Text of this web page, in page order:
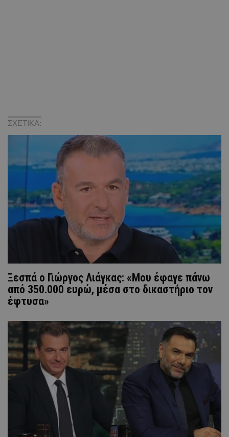
ΣΧΕΤΙΚΑ:
Ξεσπά ο Γιώργος Λιάγκας: «Μου έφαγε πάνω
από 350.000 ευρώ, μέσα στο δικαστήριο τον
έφτυσα»